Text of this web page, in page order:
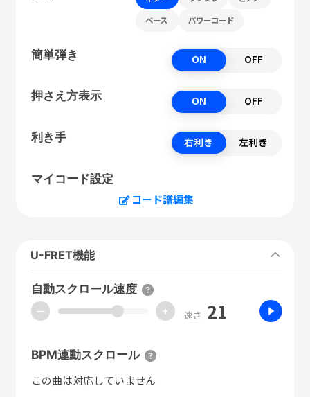
ベース パワーコード
簡単弾き ON OFF
押さえ方表示 ON OFF
利き手 右利き 左利き
マイコード設定
コード譜編集
U-FRET機能
自動スクロール速度
ー + 速さ 21
BPM連動スクロール
この曲は対応していません